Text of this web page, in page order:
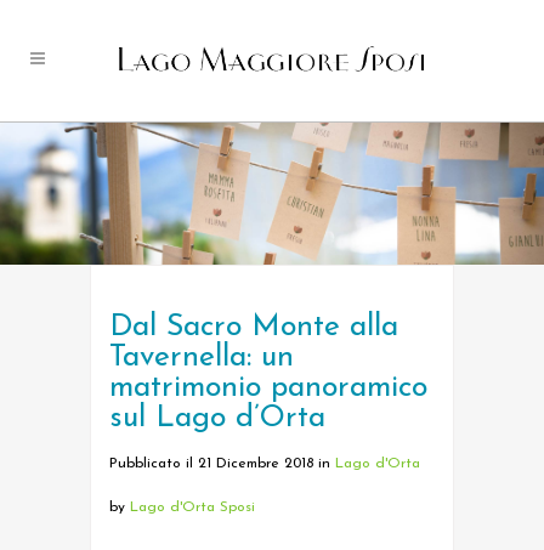
Dal Sacro Monte alla
Tavernella: un
matrimonio panoramico
sul Lago d’Orta
Pubblicato il 21 Dicembre 2018 in Lago d'Orta
by Lago d'Orta Sposi